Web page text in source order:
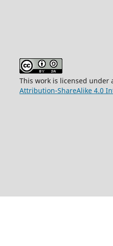
This work is licensed under
Attribution-ShareAlike 4.0